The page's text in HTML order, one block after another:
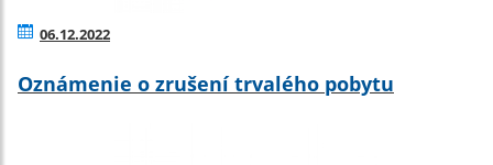
06.12.2022
Oznámenie o zrušení trvalého pobytu